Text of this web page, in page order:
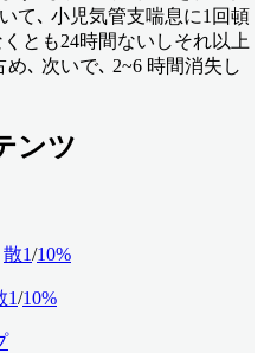
て､ 小児気管支喘息に1回頓
とも24時間ないしそれ以上
､ 次いで､ 2~6 時間消失し
ンツ
散1/10%
1/10%